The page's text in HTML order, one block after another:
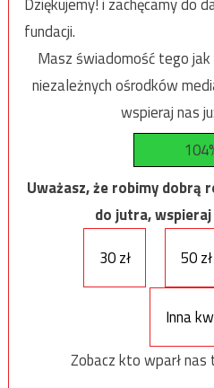
fundacji.
Masz świadomość tego
niezależnych ośrodków
wspieraj nas
Uważasz, że robimy dobrą
do jutra,
30 zł
50 zł
Inna
Zobacz kto wparł nas